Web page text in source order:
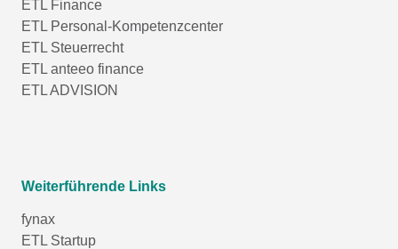
ETL Finance
ETL Personal-Kompetenzcenter
ETL Steuerrecht
ETL anteeo finance
ETL ADVISION
Weiterführende Links
fynax
ETL Startup